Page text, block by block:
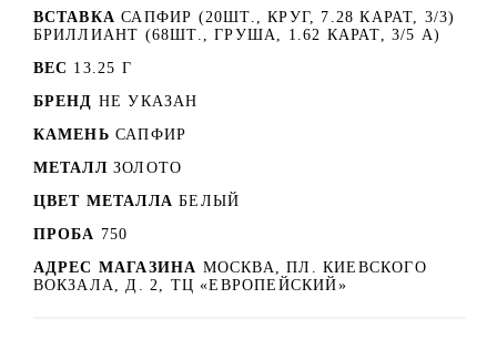
ВСТАВКА САПФИР (20ШТ., КРУГ, 7.28 КАРАТ, 3/3)
БРИЛЛИАНТ (68ШТ., ГРУША, 1.62 КАРАТ, 3/5 А)
ВЕС 13.25 Г
БРЕНД НЕ УКАЗАН
КАМЕНЬ САПФИР
МЕТАЛЛ ЗОЛОТО
ЦВЕТ МЕТАЛЛА БЕЛЫЙ
ПРОБА 750
АДРЕС МАГАЗИНА МОСКВА, ПЛ. КИЕВСКОГО
ВОКЗАЛА, Д. 2, ТЦ «ЕВРОПЕЙСКИЙ»